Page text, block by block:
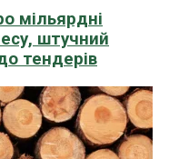
мільярдні
штучний
тендерів